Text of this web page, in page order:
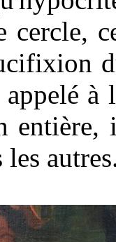
cercle,
à
les